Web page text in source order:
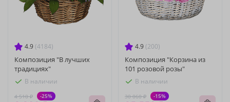
4.9 (4184)
Композиция "В лучших
традициях"
В наличии
4 510 ₽ -25%
4.9 (200)
Композиция "Корзина из
101 розовой розы"
В наличии
30 060 ₽ -15%